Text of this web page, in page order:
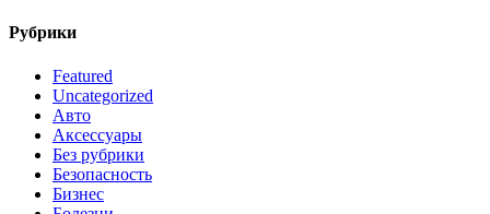
Рубрики
Featured
Uncategorized
Авто
Аксессуары
Без рубрики
Безопасность
Бизнес